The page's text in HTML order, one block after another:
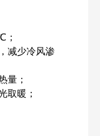
；
减少冷风渗
量；
取暖；